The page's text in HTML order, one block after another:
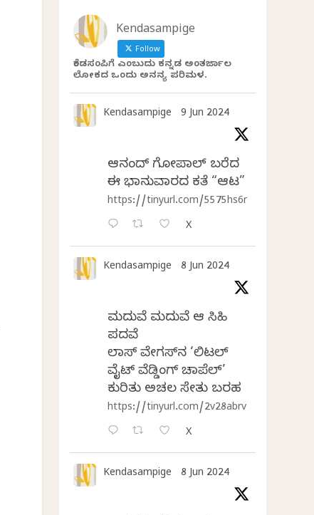
Kendasampige
Follow
ಕೆಂಡಸಂಪಿಗೆ ಎಂಬುದು ಕನ್ನಡ ಅಂತರ್ಜಾಲ
ಲೋಕದ ಒಂದು ಅನನ್ಯ ಪರಿಮಳ.
Kendasampige 9 Jun 2024
ಆನಂದ್‌ ಗೋಪಾಲ್‌ ಬರೆದ
ಈ ಭಾನುವಾರದ ಕತೆ “ಆಟ”
https://tinyurl.com/5575hs6r
X
Kendasampige 8 Jun 2024
ಮದುವೆ ಮದುವೆ ಆ ಸಿಹಿ
ಪದವೆ
ಲಾಸ್‌ ವೇಗಸ್‌ನ ‘ಲಿಟಲ್
ವೈಟ್ ವೆಡ್ಡಿಂಗ್ ಚಾಪೆಲ್’
ಕುರಿತು ಅಚಲ ಸೇತು ಬರಹ
https://tinyurl.com/2v28abrv
X
Kendasampige 8 Jun 2024